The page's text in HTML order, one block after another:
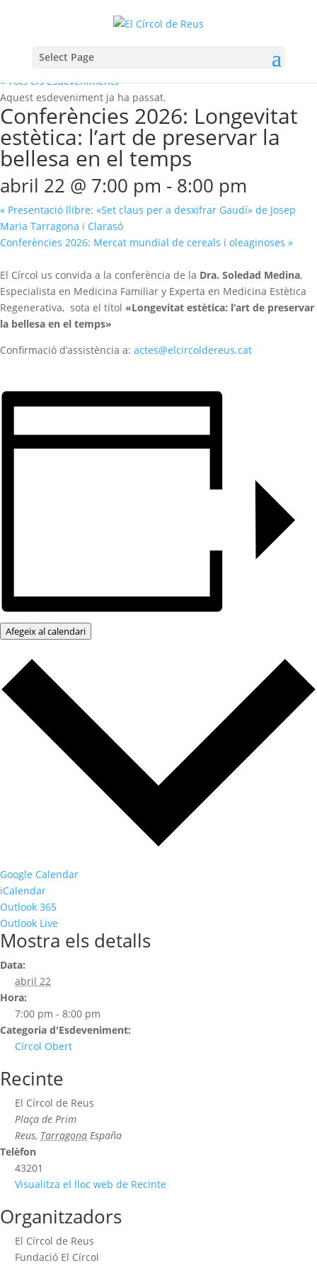
Select Page
« Tots els Esdeveniments
Aquest esdeveniment ja ha passat.
Conferències 2026: Longevitat
estètica: l’art de preservar la
bellesa en el temps
abril 22 @ 7:00 pm - 8:00 pm
« Presentació llibre: «Set claus per a desxifrar Gaudí» de Josep
Maria Tarragona i Clarasó
Conferències 2026: Mercat mundial de cereals i oleaginoses »
El Círcol us convida a la conferència de la Dra. Soledad Medina,
Especialista en Medicina Familiar y Experta en Medicina Estètica
Regenerativa, sota el títol «Longevitat estètica: l’art de preservar
la bellesa en el temps»
Confirmació d’assistència a: actes@elcircoldereus.cat
Afegeix al calendari
Google Calendar
iCalendar
Outlook 365
Outlook Live
Mostra els detalls
Data:
abril 22
Hora:
7:00 pm - 8:00 pm
Categoria d'Esdeveniment:
Círcol Obert
Recinte
El Círcol de Reus
Plaça de Prim
Reus, Tarragona España
Telèfon
43201
Visualitza el lloc web de Recinte
Organitzadors
El Círcol de Reus
Fundació El Círcol